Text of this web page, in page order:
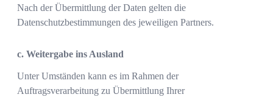
Nach der Übermittlung der Daten gelten die
Datenschutzbestimmungen des jeweiligen Partners.
c. Weitergabe ins Ausland
Unter Umständen kann es im Rahmen der
Auftragsverarbeitung zu Übermittlung Ihrer